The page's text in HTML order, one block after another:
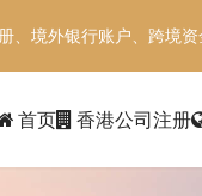
、境外银行账户、跨境
首页 香港公司注册